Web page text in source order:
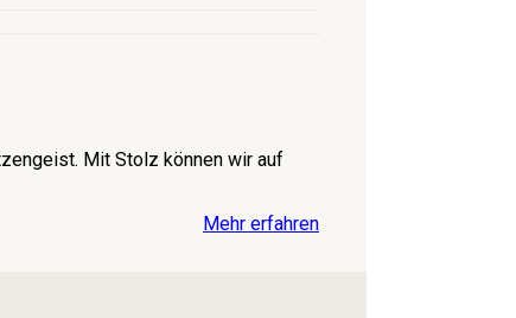
Mit Stolz können wir auf
Mehr erfahren